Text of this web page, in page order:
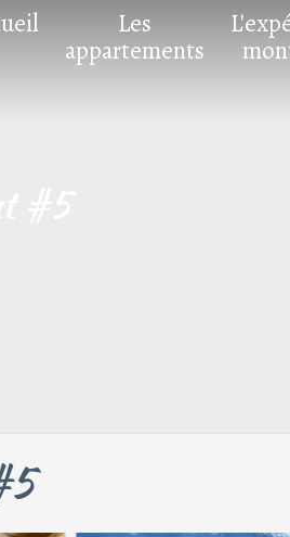
Les
appartements